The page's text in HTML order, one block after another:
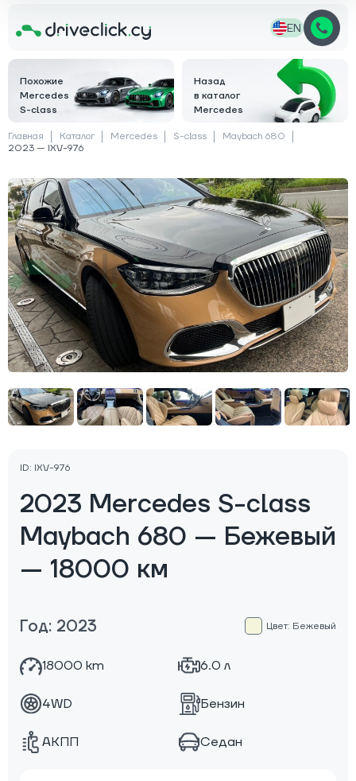
EN
Похожие
Mercedes
S-class
Назад
в каталог
Mercedes
Главная Каталог Mercedes S-class
Maybach 680
2023 — IXV-976
ID: IXV-976
2023 Mercedes S-class
Maybach 680 — Бежевый
— 18000 км
Год: 2023 Цвет: Бежевый
18000 km 6.0 л
4WD Бензин
АКПП Седан